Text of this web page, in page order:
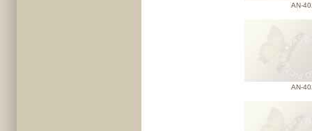
AN-
AN-